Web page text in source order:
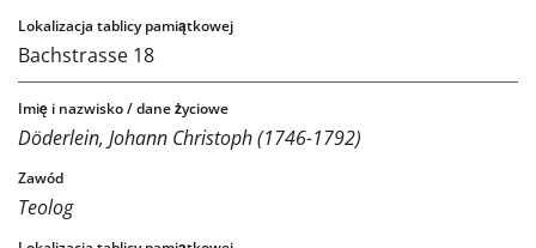
Bachstrasse 18
Döderlein, Johann Christoph (1746-1792)
Teolog